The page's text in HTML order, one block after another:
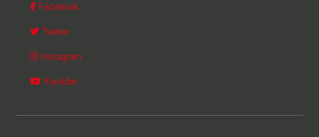
Facebook
Twitter
Instagram
Youtube